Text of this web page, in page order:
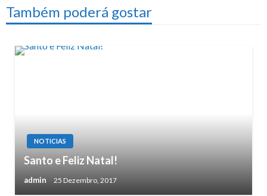
Também poderá gostar
NOTICIAS
Santo e Feliz Natal!
admin 25 Dezembro, 2017